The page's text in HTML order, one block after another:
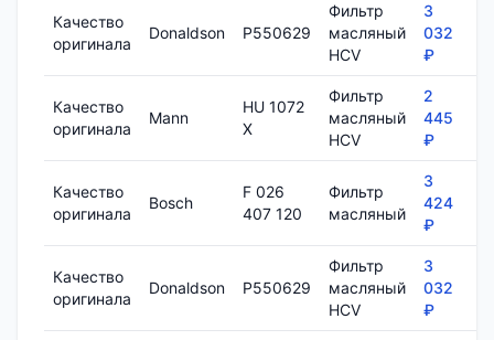
Качество
оригинала
Donaldson P550629
Фильтр
масляный
HCV
3
032
₽
Качество
оригинала
Mann
HU 1072
X
Фильтр
масляный
HCV
2
445
₽
Качество
оригинала
Bosch
F 026
407 120
Фильтр
масляный
3
424
₽
Качество
оригинала
Donaldson P550629
Фильтр
масляный
HCV
3
032
₽